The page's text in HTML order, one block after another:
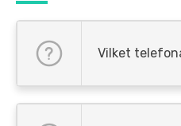
Vilket